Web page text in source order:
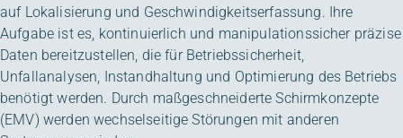
auf Lokalisierung und Geschwindigkeitserfassung. Ihre
Aufgabe ist es, kontinuierlich und manipulationssicher präzise
Daten bereitzustellen, die für Betriebssicherheit,
Unfallanalysen, Instandhaltung und Optimierung des Betriebs
benötigt werden. Durch maßgeschneiderte Schirmkonzepte
(EMV) werden wechselseitige Störungen mit anderen